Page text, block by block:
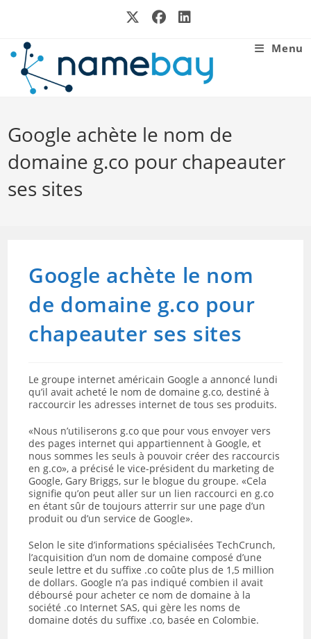
Menu
Google achète le nom de
domaine g.co pour chapeauter
ses sites
Google achète le nom
de domaine g.co pour
chapeauter ses sites
Le groupe internet américain Google a annoncé lundi
qu’il avait acheté le nom de domaine g.co, destiné à
raccourcir les adresses internet de tous ses produits.
«Nous n’utiliserons g.co que pour vous envoyer vers
des pages internet qui appartiennent à Google, et
nous sommes les seuls à pouvoir créer des raccourcis
en g.co», a précisé le vice-président du marketing de
Google, Gary Briggs, sur le blogue du groupe. «Cela
signifie qu’on peut aller sur un lien raccourci en g.co
en étant sûr de toujours atterrir sur une page d’un
produit ou d’un service de Google».
Selon le site d’informations spécialisées TechCrunch,
l’acquisition d’un nom de domaine composé d’une
seule lettre et du suffixe .co coûte plus de 1,5 million
de dollars. Google n’a pas indiqué combien il avait
déboursé pour acheter ce nom de domaine à la
société .co Internet SAS, qui gère les noms de
domaine dotés du suffixe .co, basée en Colombie.